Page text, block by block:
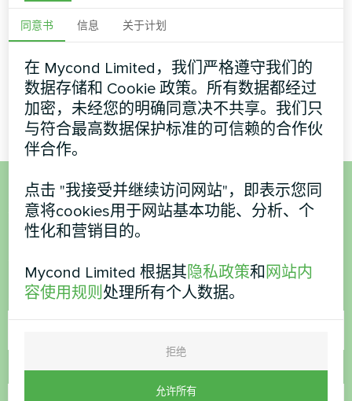
造综合体
MyCond 模块化热泵标准
MCU 确保稳定的气候控制，
满足生产需求
想购买或有疑问？
名称
电话号码
同意书 信息 关于计划
在 Mycond Limited，我们严格遵守我们的
数据存储和 Cookie 政策。所有数据都经过
加密，未经您的明确同意决不共享。我们只
与符合最高数据保护标准的可信赖的合作伙
伴合作。
点击 "我接受并继续访问网站"，即表示您同
意将cookies用于网站基本功能、分析、个
性化和营销目的。
Mycond Limited 根据其隐私政策和 网站内
容使用规则处理所有个人数据。
拒绝
允许所有